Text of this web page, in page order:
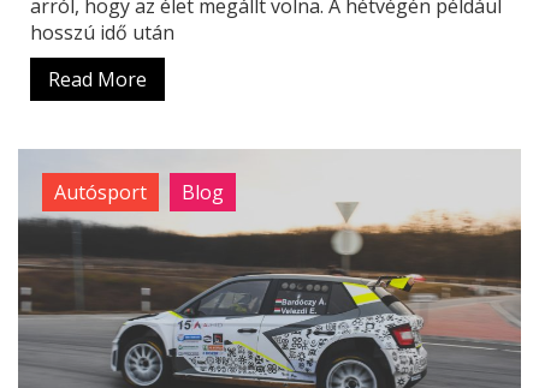
arról, hogy az élet megállt volna. A hétvégén például
hosszú idő után
Read More
Autósport Blog